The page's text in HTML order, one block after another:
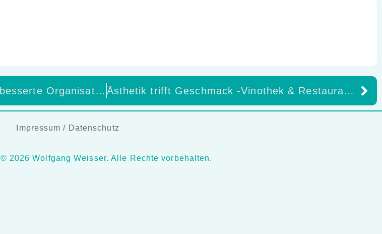
Funktionserweiterung für verbesserte Organisation: Erweiterte Benutzer- und Adressverwaltung für Großpraxen und MVZ auf AERA-Online Ästhetik trifft Geschmack -Vinothek & Restaurant Wein- & Sektmanufaktur Nikolaus Thul mit ZTM Julia Krebs
Impressum / Datenschutz
© 2026 Wolfgang Weisser. Alle Rechte vorbehalten.